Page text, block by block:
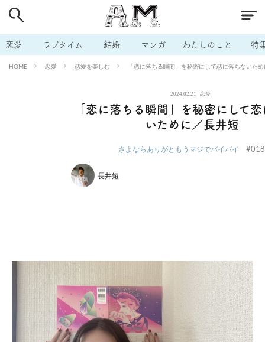
恋愛 ラブタイム 結婚 マンガ わたしのこと 特
HOME 恋愛 恋愛を楽しむ 「恋に落ちる瞬間」を秘密にして恋に落ちないた
2024.02.21 恋愛
「恋に落ちる瞬間」を秘密にして
いために／長井短
さよならありがともうマジでバイバイ #018
長井短
# 男の本音 # セフレ # 不倫
# 出会う方法 # マッチングアプリ # ラブグッズ # 体の相